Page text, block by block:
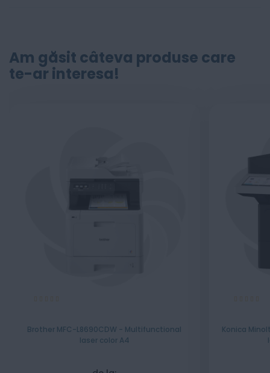
Am găsit câteva produse care
te-ar interesa!
Brother MFC-L8690CDW - Multifunctional
laser color A4
Konica